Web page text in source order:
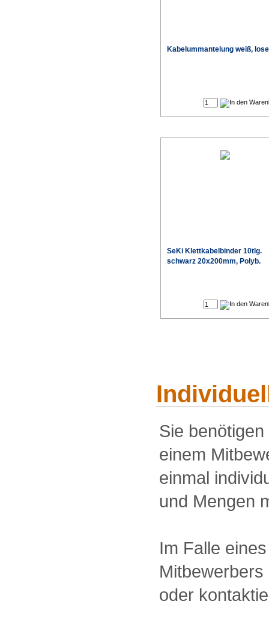
Kabelummantelung weiß, lose
SeKi Klettkabelbinder 10tlg.
schwarz 20x200mm, Polyb.
Sie
einem
einmal
und Mengen
Im Falle
oder